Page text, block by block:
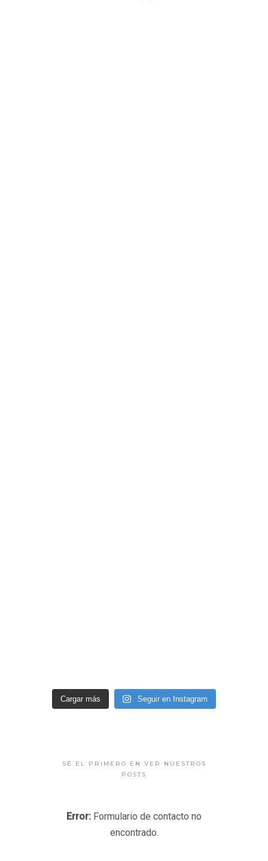
Cargar más Seguir en Instagram
SÉ EL PRIMERO EN VER NUESTROS
POSTS
Error: Formulario de contacto no
encontrado.